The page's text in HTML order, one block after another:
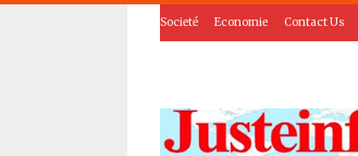
Societé Economie Contact Us